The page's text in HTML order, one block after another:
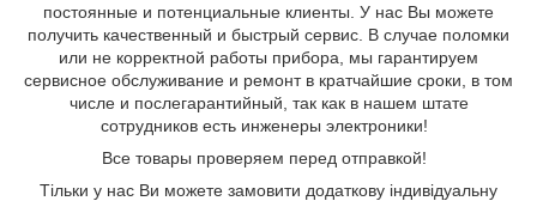
постоянные и потенциальные клиенты. У нас Вы можете
получить качественный и быстрый сервис. В случае поломки
или не корректной работы прибора, мы гарантируем
сервисное обслуживание и ремонт в кратчайшие сроки, в том
числе и послегарантийный, так как в нашем штате
сотрудников есть инженеры электроники!
Все товары проверяем перед отправкой!
Тільки у нас Ви можете замовити додаткову індивідуальну